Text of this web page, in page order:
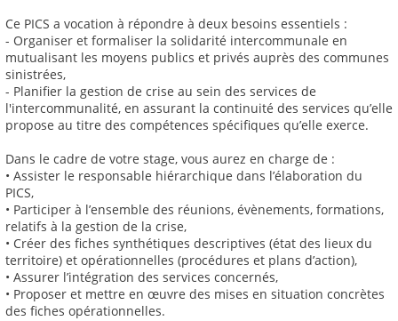
Ce PICS a vocation à répondre à deux besoins essentiels :
- Organiser et formaliser la solidarité intercommunale en
mutualisant les moyens publics et privés auprès des communes
sinistrées,
- Planifier la gestion de crise au sein des services de
l'intercommunalité, en assurant la continuité des services qu’elle
propose au titre des compétences spécifiques qu’elle exerce.
Dans le cadre de votre stage, vous aurez en charge de :
• Assister le responsable hiérarchique dans l’élaboration du
PICS,
• Participer à l’ensemble des réunions, évènements, formations,
relatifs à la gestion de la crise,
• Créer des fiches synthétiques descriptives (état des lieux du
territoire) et opérationnelles (procédures et plans d’action),
• Assurer l’intégration des services concernés,
• Proposer et mettre en œuvre des mises en situation concrètes
des fiches opérationnelles.